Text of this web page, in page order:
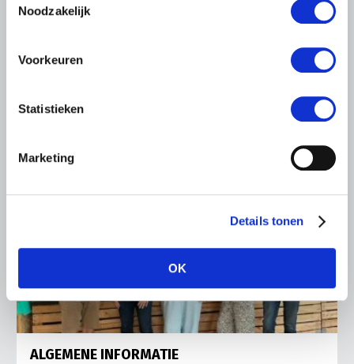
Noodzakelijk
Voorkeuren
Statistieken
Marketing
Details tonen
OK
Ronald Oenema op het melkveebedrijf van Jolmer de
Lees meer
ALGEMENE INFORMATIE